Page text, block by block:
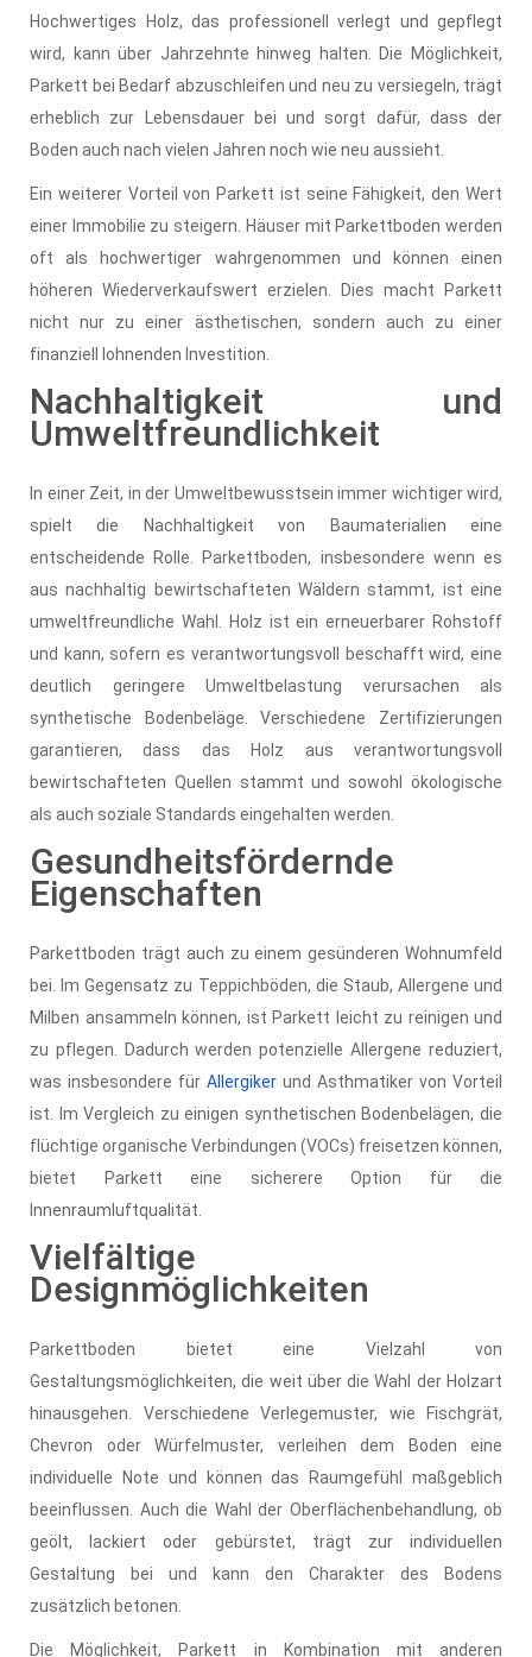
Hochwertiges Holz, das professionell verlegt und gepflegt
wird, kann über Jahrzehnte hinweg halten. Die Möglichkeit,
Parkett bei Bedarf abzuschleifen und neu zu versiegeln, trägt
erheblich zur Lebensdauer bei und sorgt dafür, dass der
Boden auch nach vielen Jahren noch wie neu aussieht.
Ein weiterer Vorteil von Parkett ist seine Fähigkeit, den Wert
einer Immobilie zu steigern. Häuser mit Parkettboden werden
oft als hochwertiger wahrgenommen und können einen
höheren Wiederverkaufswert erzielen. Dies macht Parkett
nicht nur zu einer ästhetischen, sondern auch zu einer
finanziell lohnenden Investition.
Nachhaltigkeit und
Umweltfreundlichkeit
In einer Zeit, in der Umweltbewusstsein immer wichtiger wird,
spielt die Nachhaltigkeit von Baumaterialien eine
entscheidende Rolle. Parkettboden, insbesondere wenn es
aus nachhaltig bewirtschafteten Wäldern stammt, ist eine
umweltfreundliche Wahl. Holz ist ein erneuerbarer Rohstoff
und kann, sofern es verantwortungsvoll beschafft wird, eine
deutlich geringere Umweltbelastung verursachen als
synthetische Bodenbeläge. Verschiedene Zertifizierungen
garantieren, dass das Holz aus verantwortungsvoll
bewirtschafteten Quellen stammt und sowohl ökologische
als auch soziale Standards eingehalten werden.
Gesundheitsfördernde
Eigenschaften
Parkettboden trägt auch zu einem gesünderen Wohnumfeld
bei. Im Gegensatz zu Teppichböden, die Staub, Allergene und
Milben ansammeln können, ist Parkett leicht zu reinigen und
zu pflegen. Dadurch werden potenzielle Allergene reduziert,
was insbesondere für Allergiker und Asthmatiker von Vorteil
ist. Im Vergleich zu einigen synthetischen Bodenbelägen, die
flüchtige organische Verbindungen (VOCs) freisetzen können,
bietet Parkett eine sicherere Option für die
Innenraumluftqualität.
Vielfältige
Designmöglichkeiten
Parkettboden bietet eine Vielzahl von
Gestaltungsmöglichkeiten, die weit über die Wahl der Holzart
hinausgehen. Verschiedene Verlegemuster, wie Fischgrät,
Chevron oder Würfelmuster, verleihen dem Boden eine
individuelle Note und können das Raumgefühl maßgeblich
beeinflussen. Auch die Wahl der Oberflächenbehandlung, ob
geölt, lackiert oder gebürstet, trägt zur individuellen
Gestaltung bei und kann den Charakter des Bodens
zusätzlich betonen.
Die Möglichkeit, Parkett in Kombination mit anderen